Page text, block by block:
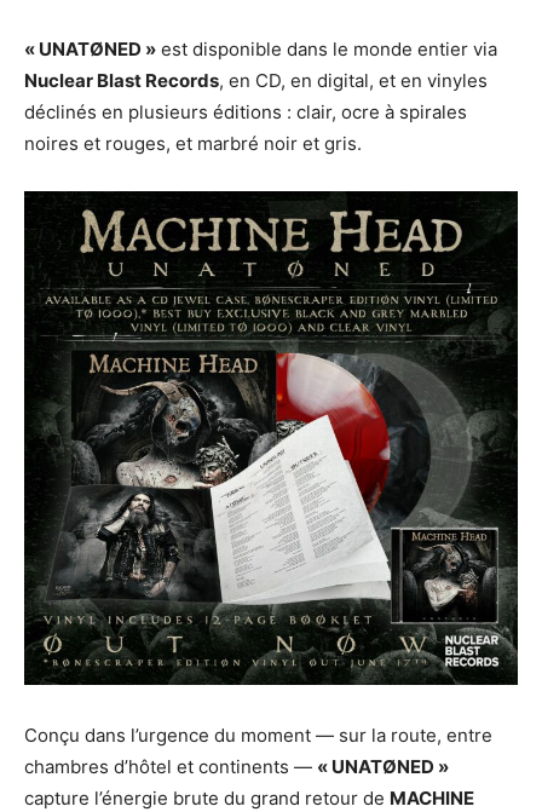
« UNATØNED » est disponible dans le monde entier via
Nuclear Blast Records, en CD, en digital, et en vinyles
déclinés en plusieurs éditions : clair, ocre à spirales
noires et rouges, et marbré noir et gris.
Conçu dans l’urgence du moment — sur la route, entre
chambres d’hôtel et continents — « UNATØNED »
capture l’énergie brute du grand retour de MACHINE